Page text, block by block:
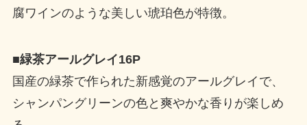
腐ワインのような美しい琥珀色が特徴。
■緑茶アールグレイ16P
国産の緑茶で作られた新感覚のアールグレイで、
シャンパングリーンの色と爽やかな香りが楽しめ